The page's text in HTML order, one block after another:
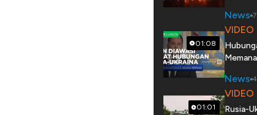
News
01:08
VIDEO
News
01:01
VIDEO
Rusia-